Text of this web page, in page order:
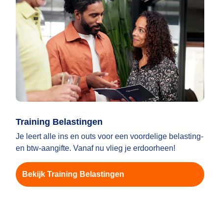
Training Belastingen
Je leert alle ins en outs voor een voordelige belasting-
en btw-aangifte. Vanaf nu vlieg je erdoorheen!
Bekijk Training Belastingen